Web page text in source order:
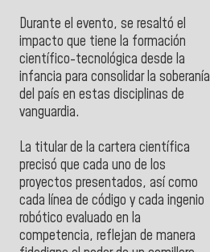
Durante el evento, se resaltó el
impacto que tiene la formación
científico-tecnológica desde la
infancia para consolidar la soberanía
del país en estas disciplinas de
vanguardia.
La titular de la cartera científica
precisó que cada uno de los
proyectos presentados, así como
cada línea de código y cada ingenio
robótico evaluado en la
competencia, reflejan de manera